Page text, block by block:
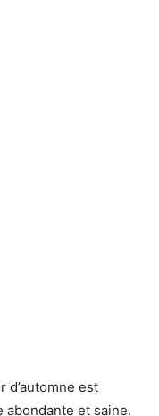
d’automne est
et saine.